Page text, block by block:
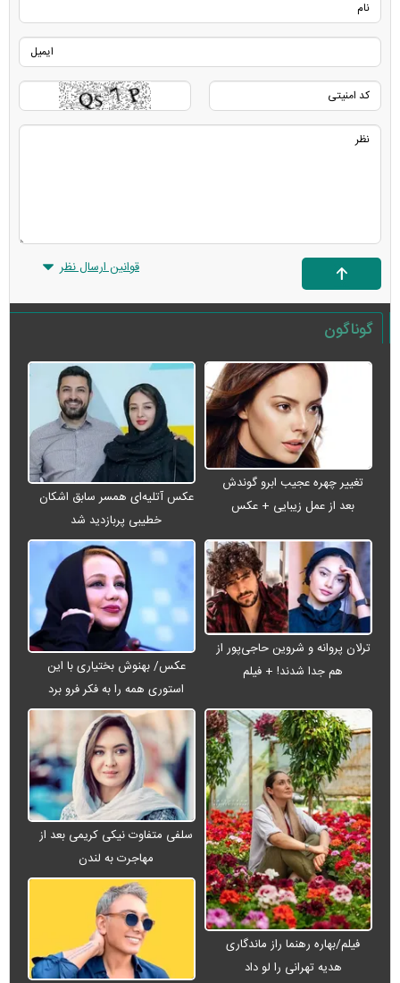
قوانین ارسال نظر
گوناگون
تغییر چهره عجیب ابرو گوندش
بعد از عمل زیبایی + عکس
عکس آتلیه‌ای همسر سابق اشکان
خطیبی پربازدید شد
ترلان پروانه و شروین حاجی‌پور از
هم جدا شدند! + فیلم
عکس/ بهنوش بختیاری با این
استوری همه را به فکر فرو برد
فیلم/بهاره رهنما راز ماندگاری
هدیه تهرانی را لو داد
سلفی متفاوت نیکی کریمی بعد از
مهاجرت به لندن